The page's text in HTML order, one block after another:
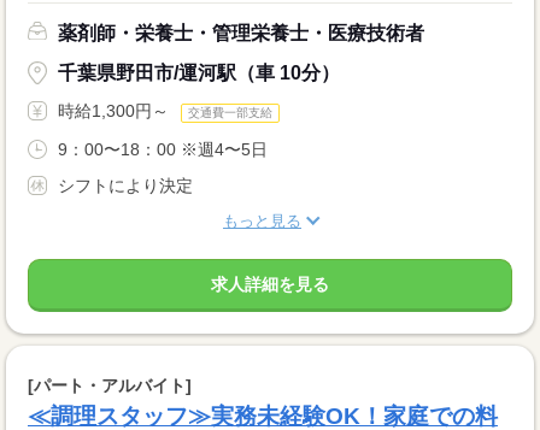
薬剤師・栄養士・管理栄養士・医療技術者
千葉県野田市/運河駅（車 10分）
時給1,300円～ 交通費一部支給
9：00〜18：00 ※週4〜5日
シフトにより決定
もっと見る
求人詳細を見る
[パート・アルバイト]
≪調理スタッフ≫実務未経験OK！家庭での料